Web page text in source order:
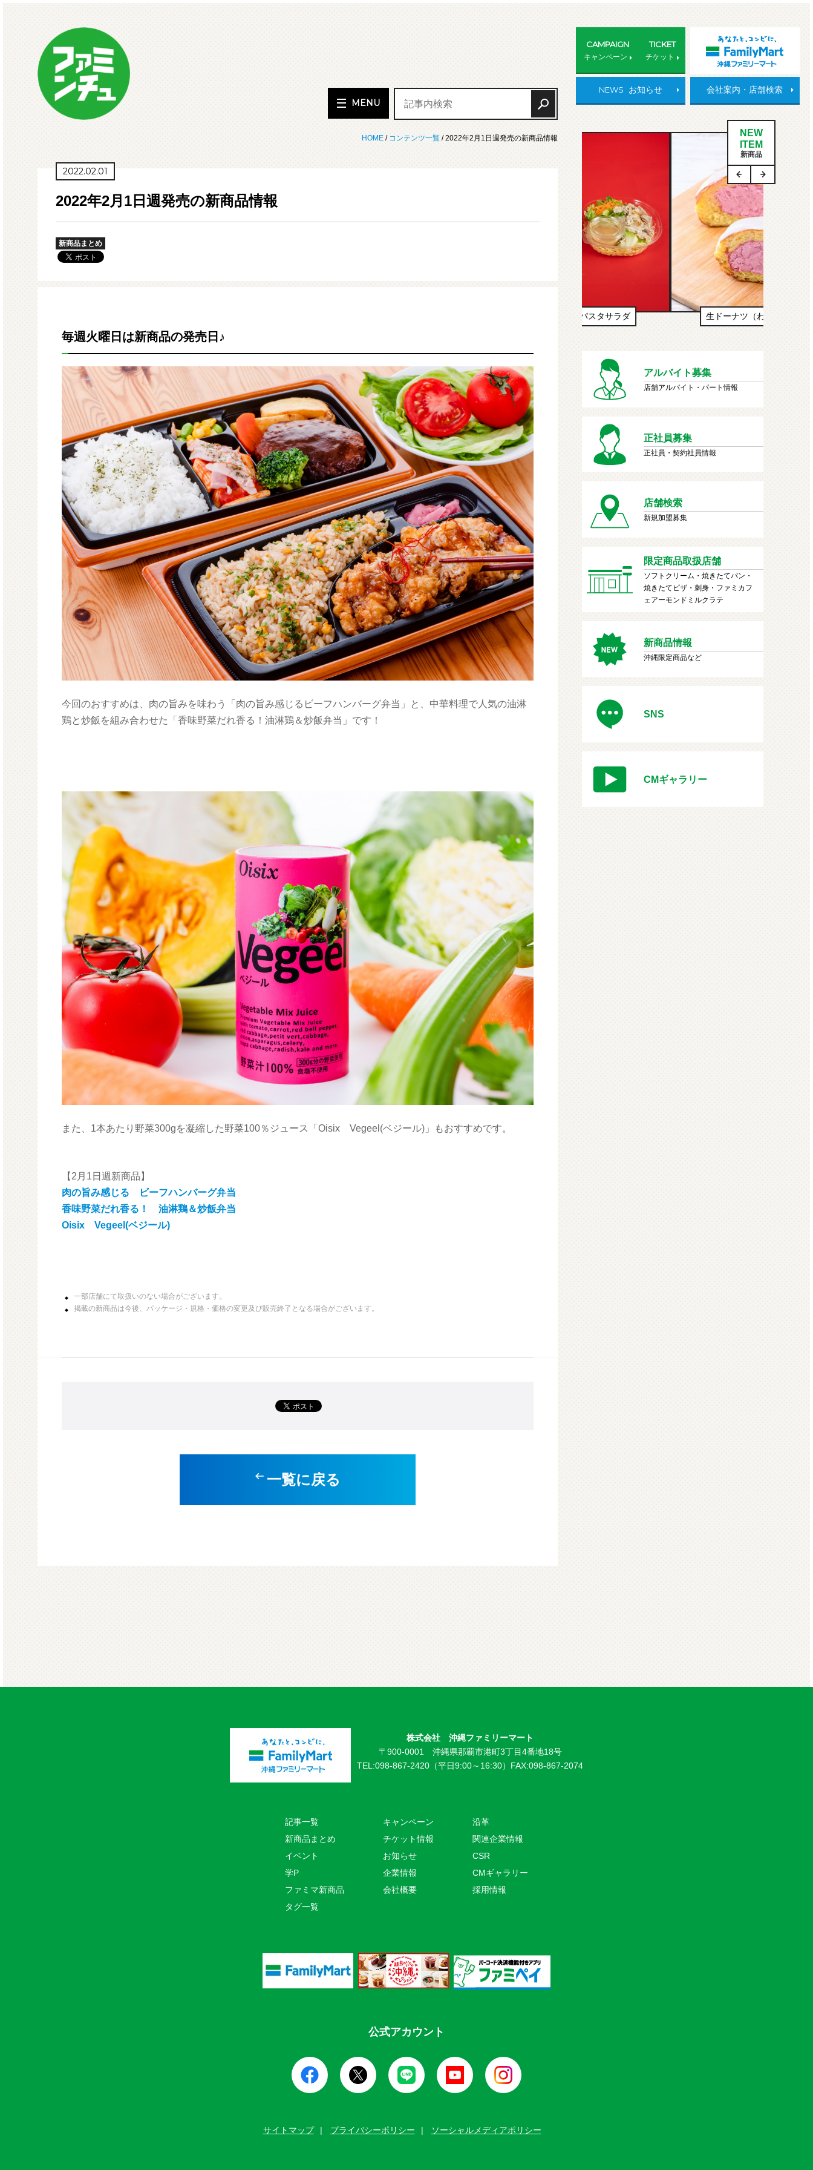
MENU
CAMPAIGN
キャンペーン
TICKET
チケット
NEWS お知らせ 会社案内・店舗検索
HOME / コンテンツ一覧 / 2022年2月1日週発売の新商品情報
2022.02.01
2022年2月1日週発売の新商品情報
新商品まとめ
毎週火曜日は新商品の発売日♪
今回のおすすめは、肉の旨みを味わう「肉の旨み感じるビーフハンバーグ弁当」と、中華料理で人気の油淋
鶏と炒飯を組み合わせた「香味野菜だれ香る！油淋鶏＆炒飯弁当」です！
また、1本あたり野菜300gを凝縮した野菜100％ジュース「Oisix Vegeel(ベジール)」もおすすめです。
【2月1日週新商品】
肉の旨み感じる ビーフハンバーグ弁当
香味野菜だれ香る！ 油淋鶏＆炒飯弁当
Oisix Vegeel(ベジール)
一部店舗にて取扱いのない場合がございます。
掲載の新商品は今後、パッケージ・規格・価格の変更及び販売終了となる場合がございます。
一覧に戻る
NEW
ITEM
新商品
生ドーナツ（わたあめ味風）
アルバイト募集
店舗アルバイト・パート情報
正社員募集
正社員・契約社員情報
店舗検索
新規加盟募集
限定商品取扱店舗
ソフトクリーム・焼きたてパン・
焼きたてピザ・刺身・ファミカフ
ェアーモンドミルクラテ
新商品情報
沖縄限定商品など
SNS
CMギャラリー
株式会社 沖縄ファミリーマート
〒900-0001 沖縄県那覇市港町3丁目4番地18号
TEL:098-867-2420（平日9:00～16:30） FAX:098-867-2074
記事一覧
新商品まとめ
イベント
学P
ファミマ新商品
タグ一覧
キャンペーン
チケット情報
お知らせ
企業情報
会社概要
沿革
関連企業情報
CSR
CMギャラリー
採用情報
公式アカウント
サイトマップ プライバシーポリシー ソーシャルメディアポリシー